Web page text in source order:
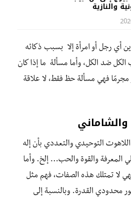
والنازية
أي رجل أو امرأة إلا بسبب ذكائه
ضد الكل، وأما مسألة ما إذا كان
فهي مسألة حظ فقط، لا علاقة
التوحيدي والتعددي بأن إله
المعرفة والقوة والحب… إلخ. وأما
لا تمتلك هذه الصفات، فهم مثل
محدودي القدرة. وبالنسبة إلى